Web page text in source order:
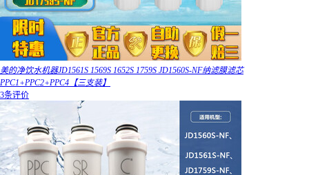
美的净饮水机器JD1561S 1569S 1652S 1759S JD1560S-NF纳滤膜滤芯
PPC1+PPC2+PPC4【三支装】
3条评价